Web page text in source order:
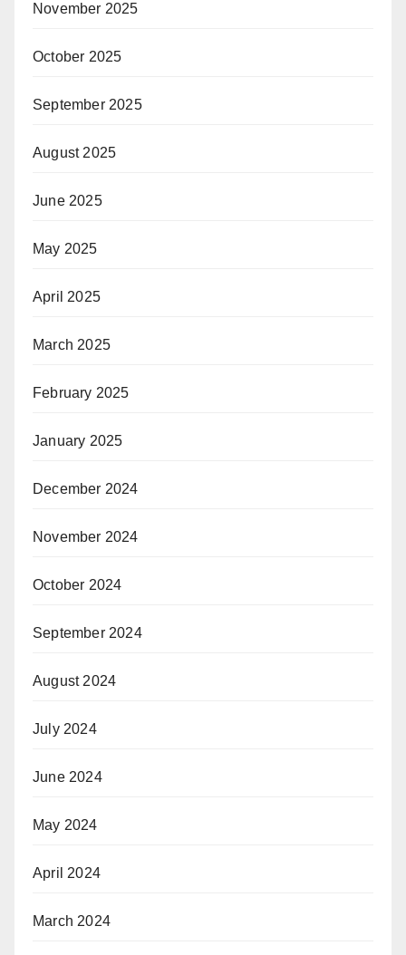
November 2025
October 2025
September 2025
August 2025
June 2025
May 2025
April 2025
March 2025
February 2025
January 2025
December 2024
November 2024
October 2024
September 2024
August 2024
July 2024
June 2024
May 2024
April 2024
March 2024